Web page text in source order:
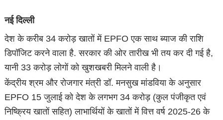
नई दिल्ली
देश के करीब 34 करोड़ खातों में EPFO एक साथ ब्याज की राशि
डिपॉजिट करने वाला है. सरकार की ओर तारीख भी तय कर दी गई है,
यानी 33 करोड़ लोगों को खुशखबरी मिलने वाली है।
केंद्रीय श्रम और रोजगार मंत्री डॉ. मनसुख मांडविया के अनुसार
EPFO 15 जुलाई को देश के लगभग 34 करोड़ (कुल पंजीकृत एवं
निष्क्रिय खातों सहित) लाभार्थियों के खातों में वित्त वर्ष 2025-26 के